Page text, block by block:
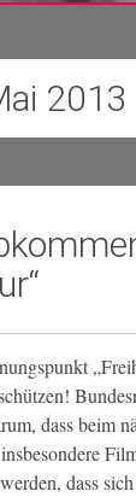
2013
dass beim
dass